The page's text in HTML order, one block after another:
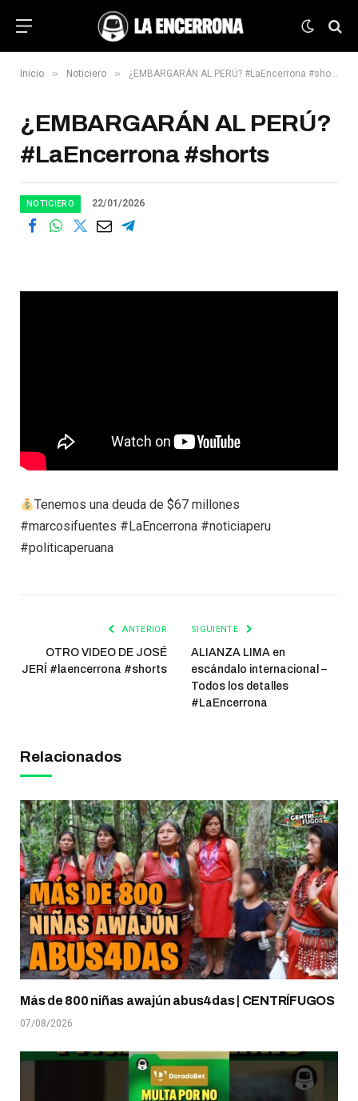
Inicio » Noticiero » ¿EMBARGARÁN AL PERÚ? #LaEncerrona #shorts
¿EMBARGARÁN AL PERÚ?
#LaEncerrona #shorts
NOTICIERO 22/01/2026
Tenemos una deuda de $67 millones
#marcosifuentes #LaEncerrona #noticiaperu
#politicaperuana
ANTERIOR
OTRO VIDEO DE JOSÉ
JERÍ #laencerrona #shorts
SIGUIENTE
ALIANZA LIMA en
escándalo internacional –
Todos los detalles
#LaEncerrona
Relacionados
Más de 800 niñas awajún abus4das | CENTRÍFUGOS
07/08/2026